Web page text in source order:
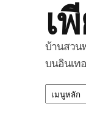
เ
บ้านสวน
บนอินเท